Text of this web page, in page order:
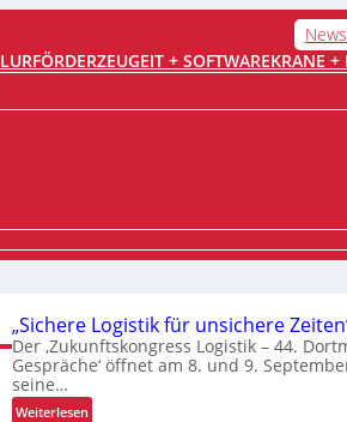
IT + SOFTWAREKRANE +
„Sichere Logistik für unsichere
Der ‚Zukunftskongress Logistik – 44.
Gespräche‘ öffnet am 8. und 9.
seine…
Weiterlesen: